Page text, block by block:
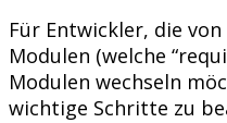
Für Entwickler, die von
Modulen (welche
Modulen wechseln
wichtige Schritte zu